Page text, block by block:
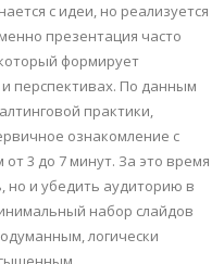
с идеи, но реализуется
презентация часто
формирует
перспективах. По данным
практики,
ознакомление с
3 до 7 минут. За это время
но и убедить аудиторию в
набор слайдов
логически